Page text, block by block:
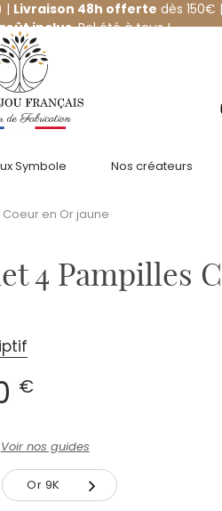
| Livraison 48h offerte dès 150€
inclus. Bel été à tous !
Symbole Nos créateurs
en Or jaune
4 Pampilles
€
Voir nos guides
Or 9K